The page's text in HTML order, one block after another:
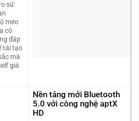
sử
méo
có
đáp
tái tạo
mà
giá
Nền tảng mới Bluetooth
5.0 với công nghệ aptX
HD